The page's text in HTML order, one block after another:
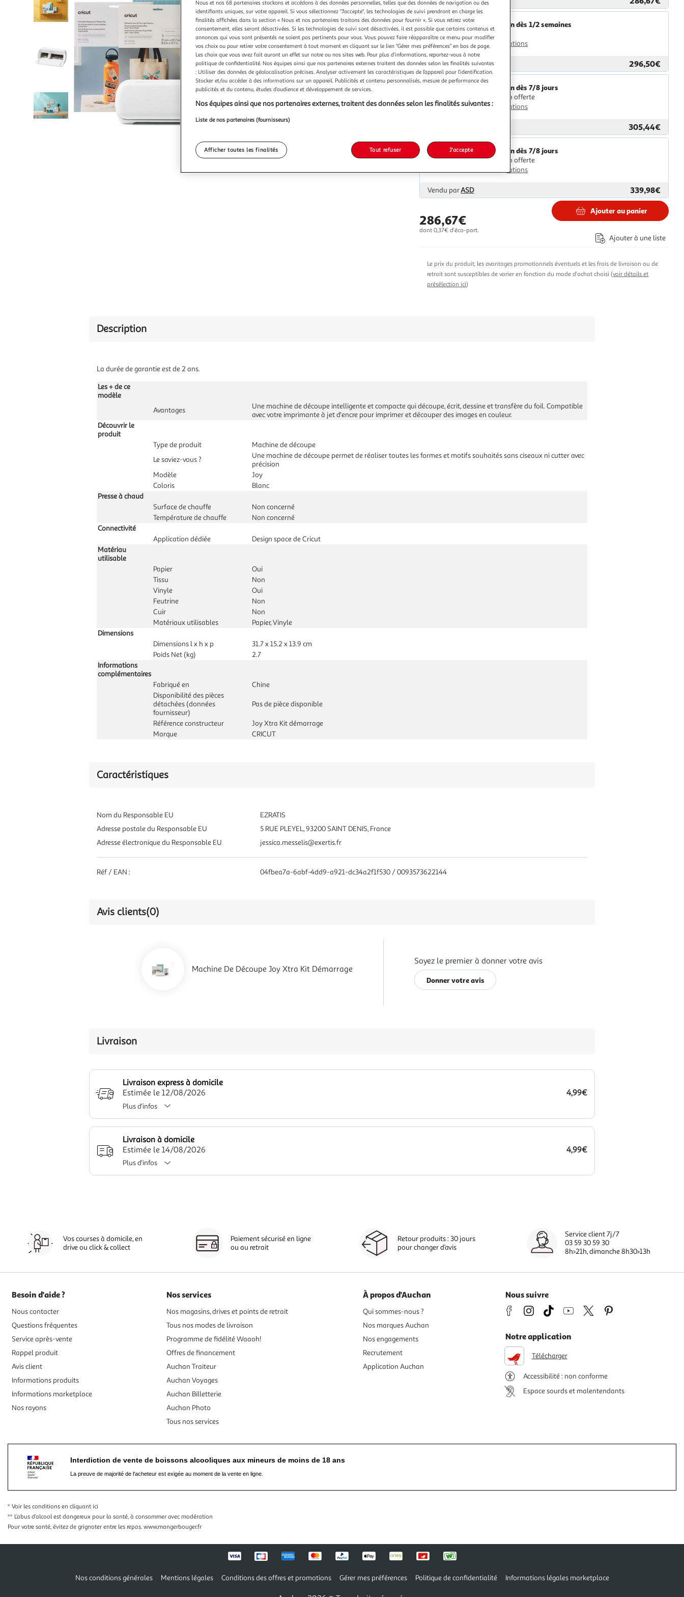
Livraison dès 1/2 semaines
4,99€
Plus d'options
Vendu parMultishop 296,50€
Livraison dès 7/8 jours
Livraison offerte
Plus d'options
305,44€
Livraison dès 7/8 jours
Livraison offerte
Plus d'options
Vendu parASD 339,98€
286,67€
dont 0,37€ d'éco-part.
Ajouter au panier
Ajouter à une liste
Le prix du produit, les avantages promotionnels éventuels et les frais de livraison ou de
retrait sont susceptibles de varier en fonction du mode d'achat choisi (voir détails et
présélection ici)
Description
La durée de garantie est de 2 ans.
Les + de ce
modèle
Avantages
Une machine de découpe intelligente et compacte qui découpe, écrit, dessine et transfère du foil. Compatible
avec votre imprimante à jet d'encre pour imprimer et découper des images en couleur.
Découvrir le
produit
Type de produit
Machine de découpe
Le saviez-vous ?
Une machine de découpe permet de réaliser toutes les formes et motifs souhaités sans ciseaux ni cutter avec
précision
Modèle
Joy
Coloris
Blanc
Presse à chaud
Surface de chauffe
Non concerné
Température de chauffe
Non concerné
Connectivité
Application dédiée
Design space de Cricut
Matériau
utilisable
Papier
Oui
Tissu
Non
Vinyle
Oui
Feutrine
Non
Cuir
Non
Matériaux utilisables
Papier, Vinyle
Dimensions
Dimensions l x h x p
31.7 x 15.2 x 13.9 cm
Poids Net (kg)
2.7
Informations
complémentaires
Fabriqué en
Chine
Disponibilité des pièces
détachées (données
fournisseur)
Pas de pièce disponible
Référence constructeur
Joy Xtra Kit démarrage
Marque
CRICUT
Caractéristiques
Nom du Responsable EU
EZRATIS
Adresse postale du Responsable EU
5 RUE PLEYEL, 93200 SAINT DENIS, France
Adresse électronique du Responsable EU
jessica.messelis@exertis.fr
Réf / EAN : 04fbea7a-6abf-4dd9-a921-dc34a2f1f530 / 0093573622144
Avis clients(0)
Machine De Découpe Joy Xtra Kit Démarrage
Soyez le premier à donner votre avis
Donner votre avis
Livraison
Livraison express à domicile
Estimée le 12/08/2026
4,99€
Plus d'infos
Livraison à domicile
Estimée le 14/08/2026
4,99€
Plus d'infos
Vos courses à domicile, en
drive ou click & collect
Paiement sécurisé en ligne
ou au retrait
Retour produits : 30 jours
pour changer d’avis
Service client 7j/7
03 59 30 59 30
8h>21h, dimanche 8h30>13h
Besoin d'aide ?
Nous contacter
Questions fréquentes
Service après-vente
Rappel produit
Avis client
Informations produits
Informations marketplace
Nos rayons
Nos services
Nos magasins, drives et points de retrait
Tous nos modes de livraison
Programme de fidélité Waaoh!
Offres de financement
Auchan Traiteur
Auchan Voyages
Auchan Billetterie
Auchan Photo
Tous nos services
À propos d'Auchan
Qui sommes-nous ?
Nos marques Auchan
Nos engagements
Recrutement
Application Auchan
Nous suivre
Notre application
Télécharger
Accessibilité : non conforme
Espace sourds et malentendants
Interdiction de vente de boissons alcooliques aux mineurs de moins de 18 ans
La preuve de majorité de l'acheteur est exigée au moment de la vente en ligne.
* Voir les conditions en cliquant ici
** L’abus d’alcool est dangereux pour la santé, à consommer avec modération
Pour votre santé, évitez de grignoter entre les repas. www.mangerbouger.fr
Nos conditions générales Mentions légales Conditions des offres et promotions Gérer mes préférences Politique de confidentialité Informations légales marketplace
Nous et nos 68 partenaires stockons et accédons à des données personnelles, telles que des données de navigation ou des
identifiants uniques, sur votre appareil. Si vous sélectionnez "J'accepte", les technologies de suivi prendront en charge les
finalités affichées dans la section « Nous et nos partenaires traitons des données pour fournir ». Si vous retirez votre
consentement, elles seront désactivées. Si les technologies de suivi sont désactivées, il est possible que certains contenus et
annonces qui vous sont présentés ne soient pas pertinents pour vous. Vous pouvez faire réapparaître ce menu pour modifier
vos choix ou pour retirer votre consentement à tout moment en cliquant sur le lien "Gérer mes préférences" en bas de page.
Les choix que vous avez fait auront un effet sur notre ou nos sites web. Pour plus d’informations, reportez-vous à notre
politique de confidentialité. Nos équipes ainsi que nos partenaires externes traitent des données selon les finalités suivantes
: Utiliser des données de géolocalisation précises. Analyser activement les caractéristiques de l’appareil pour l’identification.
Stocker et/ou accéder à des informations sur un appareil. Publicités et contenu personnalisés, mesure de performance des
publicités et du contenu, études d’audience et développement de services.
Nos équipes ainsi que nos partenaires externes, traitent des données selon les finalités suivantes :
Liste de nos partenaires (fournisseurs)
Afficher toutes les finalités Tout refuser J'accepte